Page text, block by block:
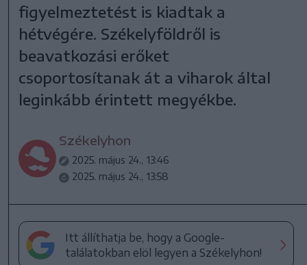
figyelmeztetést is kiadtak a
hétvégére. Székelyföldről is
beavatkozási erőket
csoportosítanak át a viharok által
leginkább érintett megyékbe.
Székelyhon
2025. május 24., 13:46
2025. május 24., 13:58
Itt állíthatja be, hogy a Google-
találatokban elöl legyen a Székelyhon!